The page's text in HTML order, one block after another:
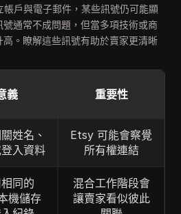
戶與電子郵件，某些訊號仍可能顯
通常不成問題，但當多項技術或商
。瞭解這些訊號有助於賣家更清晰
義 重要性
姓名、
入資料
Etsy 可能會察覺
所有權連結
同的
機儲存
混合工作階段會
讓賣家看似彼此